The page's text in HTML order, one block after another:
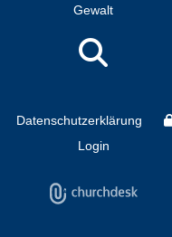
Gewalt
Datenschutzerklärung
Login